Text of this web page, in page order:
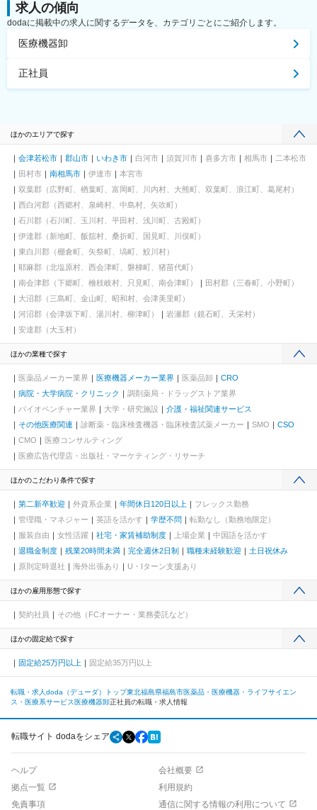
求人の傾向
dodaに掲載中の求人に関するデータを、カテゴリごとにご紹介します。
医療機器卸
正社員
ほかのエリアで探す
会津若松市 郡山市 いわき市 白河市 須賀川市 喜多方市 相馬市
二本松市
田村市
南相馬市 伊達市
本宮市
双葉郡（広野町、楢葉町、富岡町、川内村、大熊町、双葉町、浪江町、葛尾村）
西白河郡（西郷村、泉崎村、中島村、矢吹町）
石川郡（石川町、玉川村、平田村、浅川町、古殿町）
伊達郡（新地町、飯舘村、桑折町、国見町、川俣町）
東白川郡（棚倉町、矢祭町、塙町、鮫川村）
耶麻郡（北塩原村、西会津町、磐梯町、猪苗代町）
南会津郡（下郷町、檜枝岐村、只見町、南会津町）
田村郡（三春町、小野町）
大沼郡（三島町、金山町、昭和村、会津美里町）
河沼郡（会津坂下町、湯川村、柳津町）
岩瀬郡（鏡石町、天栄村）
安達郡（大玉村）
ほかの業種で探す
医薬品メーカー業界 医療機器メーカー業界 医薬品卸
CRO
病院・大学病院・クリニック
調剤薬局・ドラッグストア業界
バイオベンチャー業界
大学・研究施設
介護・福祉関連サービス
その他医療関連
診断薬・臨床検査機器・臨床検査試薬メーカー SMO
CSO
CMO
医療コンサルティング
医療広告代理店・出版社・マーケティング・リサーチ
ほかのこだわり条件で探す
第二新卒歓迎 外資系企業 年間休日120日以上
フレックス勤務
管理職・マネジャー
英語を活かす 学歴不問
転勤なし（勤務地限定）
服装自由
女性活躍 社宅・家賃補助制度 上場企業
中国語を活かす
退職金制度
残業20時間未満 完全週休2日制 職種未経験歓迎
土日祝休み
原則定時退社
海外出張あり U・Iターン支援あり
ほかの雇用形態で探す
契約社員 その他（FCオーナー・業務委託など）
ほかの固定給で探す
固定給25万円以上 固定給35万円以上
転職・求人doda（デューダ）トップ東北福島県福島市医薬品・医療機器・ライフサイエン
ス・医療系サービス 医療機器卸正社員の転職・求人情報
転職サイト dodaをシェア
ヘルプ
会社概要
拠点一覧
利用規約
免責事項
通信に関する情報の利用について